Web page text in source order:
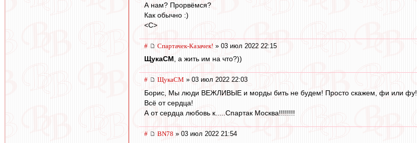
А нам? Прорвёмся?
Как обычно :)
<C>
# Спартачек-Казачек! » 03 июл 2022 22:15
ЩукаСМ, а жить им на что?))
# ЩукаСМ » 03 июл 2022 22:03
Борис, Мы люди ВЕЖЛИВЫЕ и морды бить не будем! Просто скажем, фи или фу!
Всё от сердца!
А от сердца любовь к.....Спартак Москва!!!!!!!!
# BN78 » 03 июл 2022 21:54